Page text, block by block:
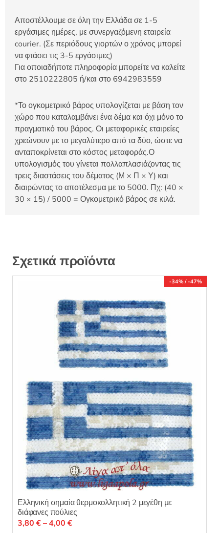
Αποστέλλουμε σε όλη την Ελλάδα σε 1-5
εργάσιμες ημέρες, με συνεργαζόμενη εταιρεία
courier. (Σε περιόδους γιορτών ο χρόνος μπορεί
να φτάσει τις 3-5 εργάσιμες)
Για οποιαδήποτε πληροφορία μπορείτε να καλείτε
στο 2510222805 ή/και στο 6942983559
*Το ογκομετρικό βάρος υπολογίζεται με βάση τον
χώρο που καταλαμβάνει ένα δέμα και όχι μόνο το
πραγματικό του βάρος. Οι μεταφορικές εταιρείες
χρεώνουν με το μεγαλύτερο από τα δύο, ώστε να
ανταποκρίνεται στο κόστος μεταφοράς.Ο
υπολογισμός του γίνεται πολλαπλασιάζοντας τις
τρεις διαστάσεις του δέματος (Μ × Π × Υ) και
διαιρώντας το αποτέλεσμα με το 5000. Πχ: (40 ×
30 × 15) / 5000 = Ογκομετρικό βάρος σε κιλά.
Σχετικά προϊόντα
-34% / -47%
Ελληνική σημαία θερμοκολλητική 2 μεγέθη με
διάφανες πούλιες
3,80 €–4,00 €Price